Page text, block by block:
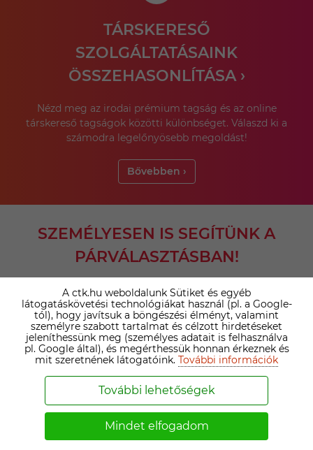
TÁRSKERESŐ
SZOLGÁLTATÁSAINK
ÖSSZEHASONLÍTÁSA ›
Nézd meg az irodai prémium tagság és az online
társkereső tagságok közötti különbséget. Válaszd ki a
számodra legelőnyösebb megoldást!
Bővebben ›
SZEMÉLYESEN IS SEGÍTÜNK A
PÁRVÁLASZTÁSBAN!
AZ IRODAI PRÉMIUM TAGSÁG ELŐNYEI
Minden prémium ügyfelünket személyesen
megismerjük, így biztosan a valós igényeid és
elképzeléseid érvényesülnek.
Támogatásunkkal átlagosan négyszer több
A ctk.hu weboldalunk Sütiket és egyéb
látogatáskövetési technológiákat használ (pl. a Google-
tól), hogy javítsuk a böngészési élményt, valamint
személyre szabott tartalmat és célzott hirdetéseket
jeleníthessünk meg (személyes adatait is felhasználva
pl. Google által), és megérthessük honnan érkeznek és
mit szeretnének látogatóink. További információk
További lehetőségek
Mindet elfogadom